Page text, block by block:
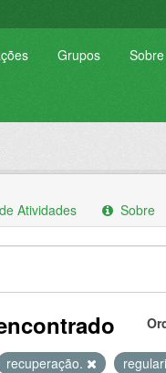
Grupos Sobre
Atividades Sobre
recuperação.